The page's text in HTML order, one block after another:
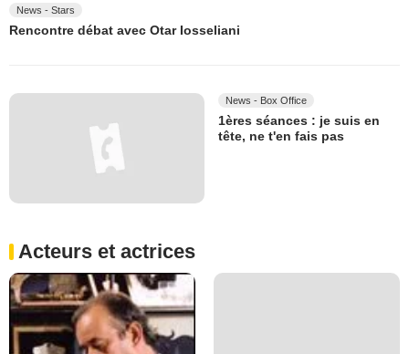
News - Stars
Rencontre débat avec Otar Iosseliani
News - Box Office
1ères séances : je suis en
tête, ne t'en fais pas
Acteurs et actrices